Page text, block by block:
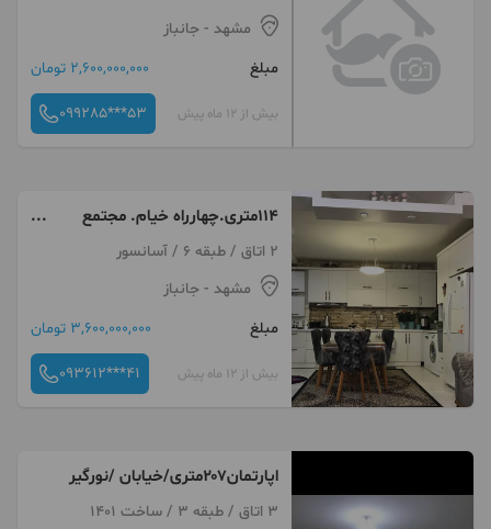
مشهد - جانباز
مبلغ
2,600,000,000 تومان
بیش از 12 ماه پیش 099285***53
۱۱۴متری.چهارراه خیام. مجتمع
مرتفع
2 اتاق / طبقه 6 / آسانسور
مشهد - جانباز
مبلغ
3,600,000,000 تومان
بیش از 12 ماه پیش 093612***41
اپارتمان۲۰۷متری/خیابان /نورگیر
3 اتاق / طبقه 3 / ساخت 1401